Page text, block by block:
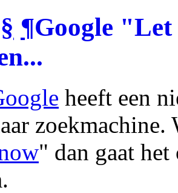
§ ¶Google
heeft een
zoekmachine.
" dan gaat